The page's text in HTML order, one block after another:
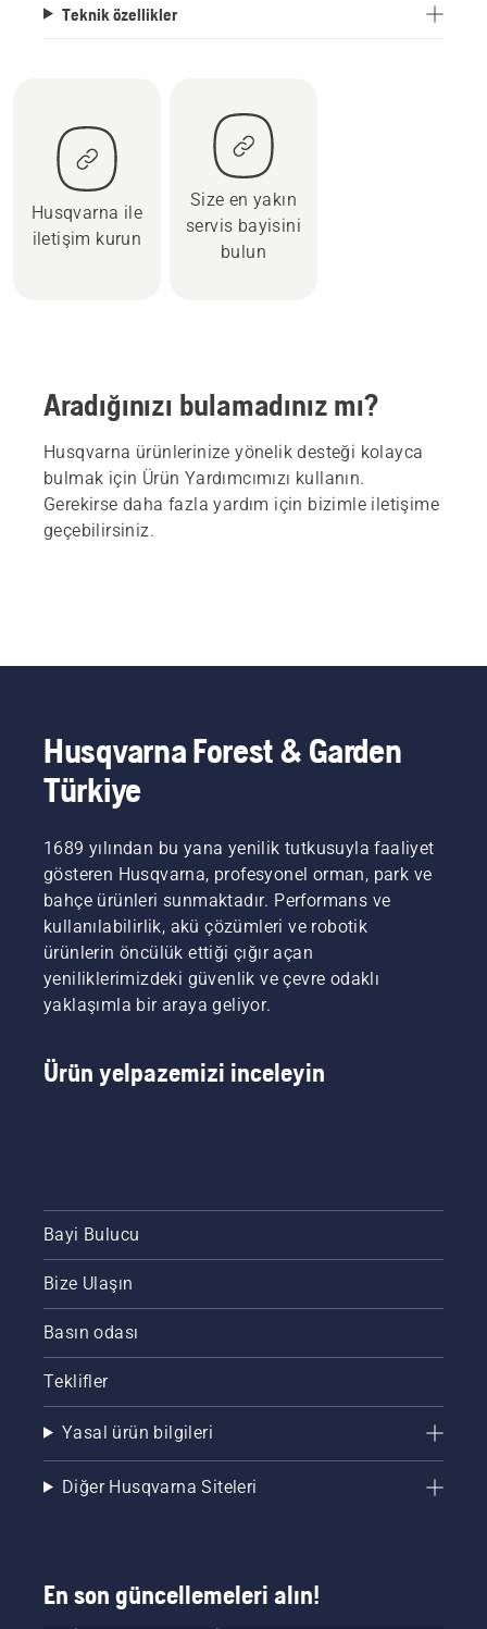
Teknik özellikler
Husqvarna ile
iletişim kurun
Size en yakın
servis bayisini
bulun
Aradığınızı bulamadınız mı?
Husqvarna ürünlerinize yönelik desteği kolayca
bulmak için Ürün Yardımcımızı kullanın.
Gerekirse daha fazla yardım için bizimle iletişime
geçebilirsiniz.
Husqvarna Forest & Garden
Türkiye
1689 yılından bu yana yenilik tutkusuyla faaliyet
gösteren Husqvarna, profesyonel orman, park ve
bahçe ürünleri sunmaktadır. Performans ve
kullanılabilirlik, akü çözümleri ve robotik
ürünlerin öncülük ettiği çığır açan
yeniliklerimizdeki güvenlik ve çevre odaklı
yaklaşımla bir araya geliyor.
Ürün yelpazemizi inceleyin
Bayi Bulucu
Bize Ulaşın
Basın odası
Teklifler
Yasal ürün bilgileri
Diğer Husqvarna Siteleri
En son güncellemeleri alın!